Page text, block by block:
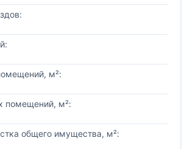
м²:
помещений, м²:
общего имущества, м²: